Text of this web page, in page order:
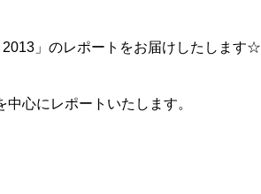
」のレポートをお届けしたします☆
心にレポートいたします。